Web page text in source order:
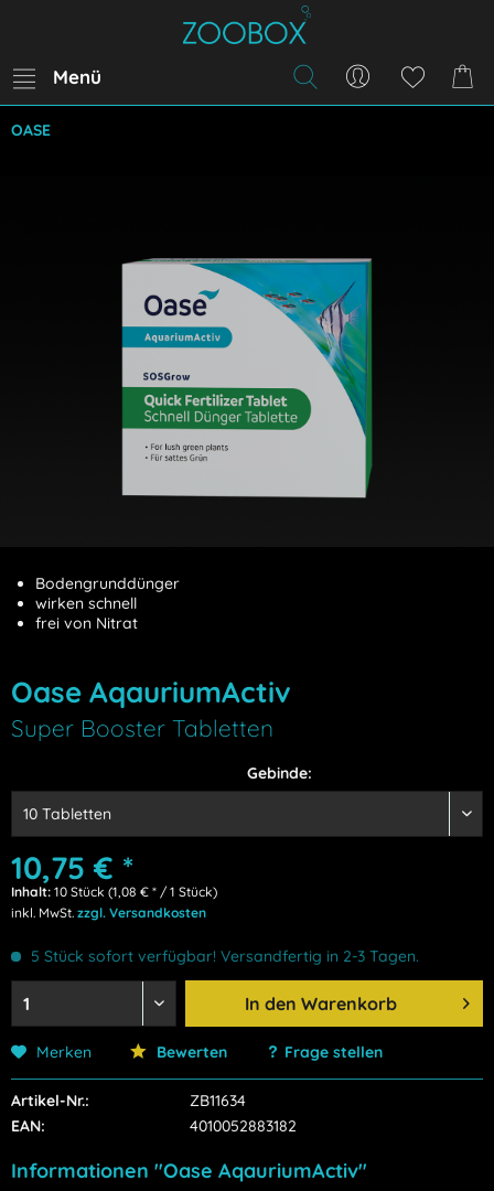
Menü
OASE
Bodengrunddünger
wirken schnell
frei von Nitrat
Oase AqauriumActiv
Super Booster Tabletten
Gebinde:
10,75 € *
Inhalt: 10 Stück (1,08 € * / 1 Stück)
inkl. MwSt. zzgl. Versandkosten
5 Stück sofort verfügbar! Versandfertig in 2-3 Tagen.
In den Warenkorb
Merken Bewerten Frage stellen
Artikel-Nr.:
ZB11634
EAN:
4010052883182
Informationen "Oase AqauriumActiv"